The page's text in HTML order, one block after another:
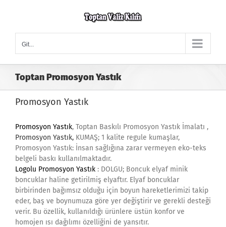
Git...
Toptan Promosyon Yastık
Promosyon Yastık
Promosyon Yastık, Toptan Baskılı Promosyon Yastık İmalatı ,
Promosyon Yastık, KUMAŞ; 1 kalite regule kumaşlar,
Promosyon Yastık: İnsan sağlığına zarar vermeyen eko-teks
belgeli baskı kullanılmaktadır.
Logolu Promosyon Yastık : DOLGU; Boncuk elyaf minik
boncuklar haline getirilmiş elyaftır. Elyaf boncuklar
birbirinden bağımsız olduğu için boyun hareketlerimizi takip
eder, baş ve boynumuza göre yer değiştirir ve gerekli desteği
verir. Bu özellik, kullanıldığı ürünlere üstün konfor ve
homojen ısı dağılımı özelliğini de yansıtır.